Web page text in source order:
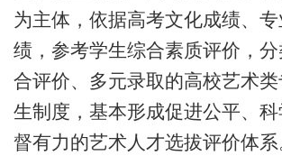
为主体，依据高考文化成绩、
绩，参考学生综合素质评价，
合评价、多元录取的高校艺术
生制度，基本形成促进公平、
督有力的艺术人才选拔评价体系